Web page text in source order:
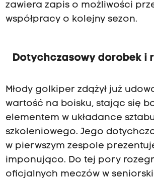
zawiera zapis o możliwości
współpracy o kolejny sezon.
Dotychczasowy dorobek i
Młody golkiper zdążył już
wartość na boisku, stając się
elementem w układance
szkoleniowego. Jego
w pierwszym zespole
imponująco. Do tej pory
oficjalnych meczów w